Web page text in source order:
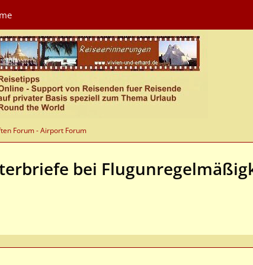
Forum - Airport Forum
bei